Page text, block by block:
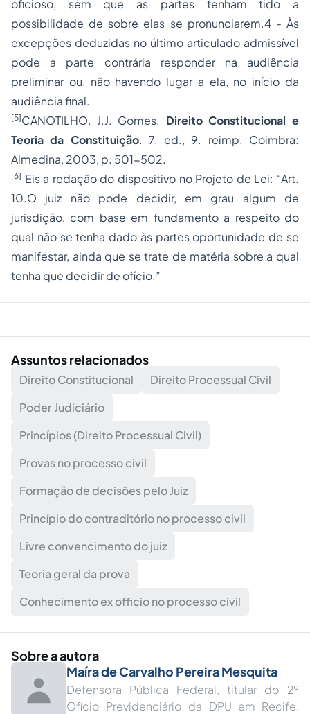
oficioso, sem que as partes tenham tido a
possibilidade de sobre elas se pronunciarem.4 - Às
excepções deduzidas no último articulado admissível
pode a parte contrária responder na audiência
preliminar ou, não havendo lugar a ela, no início da
audiência final.
[5]CANOTILHO, J.J. Gomes. Direito Constitucional e
Teoria da Constituição. 7. ed., 9. reimp. Coimbra:
Almedina, 2003, p. 501-502.
[6] Eis a redação do dispositivo no Projeto de Lei: “Art.
10.O juiz não pode decidir, em grau algum de
jurisdição, com base em fundamento a respeito do
qual não se tenha dado às partes oportunidade de se
manifestar, ainda que se trate de matéria sobre a qual
tenha que decidir de ofício.”
Assuntos relacionados
Direito Constitucional
Direito Processual Civil
Poder Judiciário
Princípios (Direito Processual Civil)
Provas no processo civil
Formação de decisões pelo Juiz
Princípio do contraditório no processo civil
Livre convencimento do juiz
Teoria geral da prova
Conhecimento ex officio no processo civil
Sobre a autora
Maíra de Carvalho Pereira Mesquita
Defensora Pública Federal, titular do 2º
Ofício Previdenciário da DPU em Recife.